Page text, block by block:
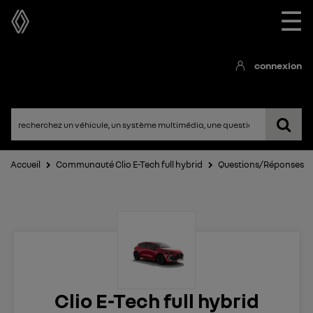
☰
connexion
Accueil Communauté Clio E-Tech full hybrid Questions/Réponses
Clio E-Tech full hybrid